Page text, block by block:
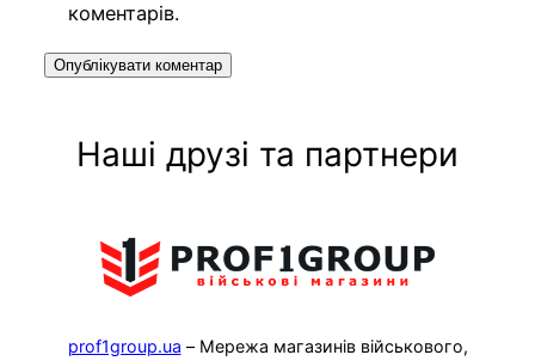
коментарів.
Наші друзі та партнери
prof1group.ua – Мережа магазинів військового,